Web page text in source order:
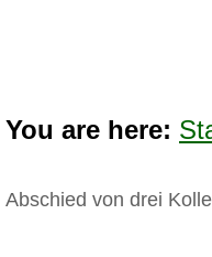
You are here:
Abschied von drei